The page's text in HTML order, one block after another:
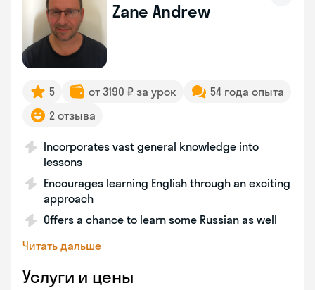
Zane Andrew
5 от 3190 ₽ за урок
54 года опыта
2 отзыва
Incorporates vast general knowledge into
lessons
Encourages learning English through an exciting
approach
Offers a chance to learn some Russian as well
Читать дальше
Услуги и цены